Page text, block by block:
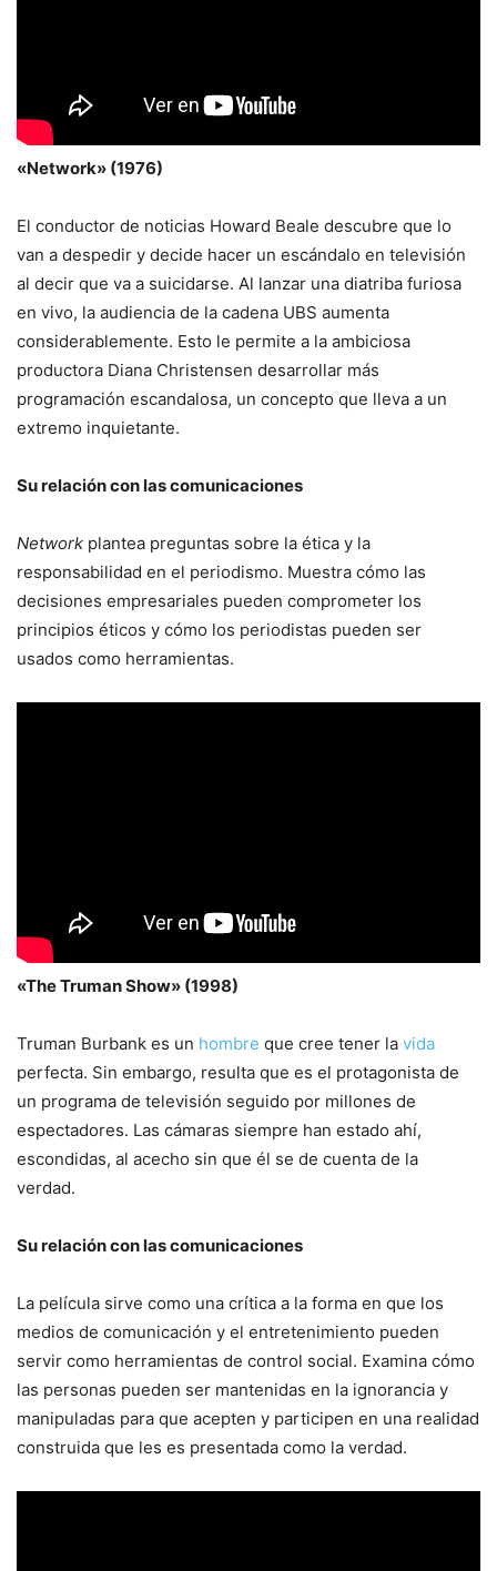
«Network» (1976)
El conductor de noticias Howard Beale descubre que lo
van a despedir y decide hacer un escándalo en televisión
al decir que va a suicidarse. Al lanzar una diatriba furiosa
en vivo, la audiencia de la cadena UBS aumenta
considerablemente. Esto le permite a la ambiciosa
productora Diana Christensen desarrollar más
programación escandalosa, un concepto que lleva a un
extremo inquietante.
Su relación con las comunicaciones
Network plantea preguntas sobre la ética y la
responsabilidad en el periodismo. Muestra cómo las
decisiones empresariales pueden comprometer los
principios éticos y cómo los periodistas pueden ser
usados como herramientas.
«The Truman Show» (1998)
Truman Burbank es un hombre que cree tener la vida
perfecta. Sin embargo, resulta que es el protagonista de
un programa de televisión seguido por millones de
espectadores. Las cámaras siempre han estado ahí,
escondidas, al acecho sin que él se de cuenta de la
verdad.
Su relación con las comunicaciones
La película sirve como una crítica a la forma en que los
medios de comunicación y el entretenimiento pueden
servir como herramientas de control social. Examina cómo
las personas pueden ser mantenidas en la ignorancia y
manipuladas para que acepten y participen en una realidad
construida que les es presentada como la verdad.